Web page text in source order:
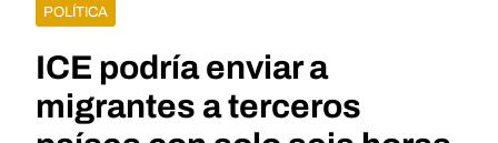
POLÍTICA
ICE podría enviar a
migrantes a terceros